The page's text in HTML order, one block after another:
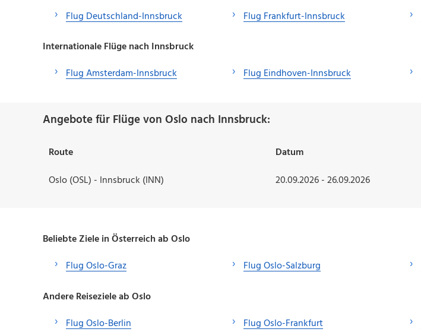
Flug Deutschland-Innsbruck
Flug Frankfurt-Innsbruck
Internationale Flüge nach Innsbruck
Flug Amsterdam-Innsbruck
Flug Eindhoven-Innsbruck
Angebote für Flüge von Oslo nach Innsbruck:
Route Datum
Oslo (OSL) - Innsbruck (INN)
20.09.2026 - 26.09.2026
Beliebte Ziele in Österreich ab Oslo
Flug Oslo-Graz
Flug Oslo-Salzburg
Andere Reiseziele ab Oslo
Flug Oslo-Berlin
Flug Oslo-Frankfurt